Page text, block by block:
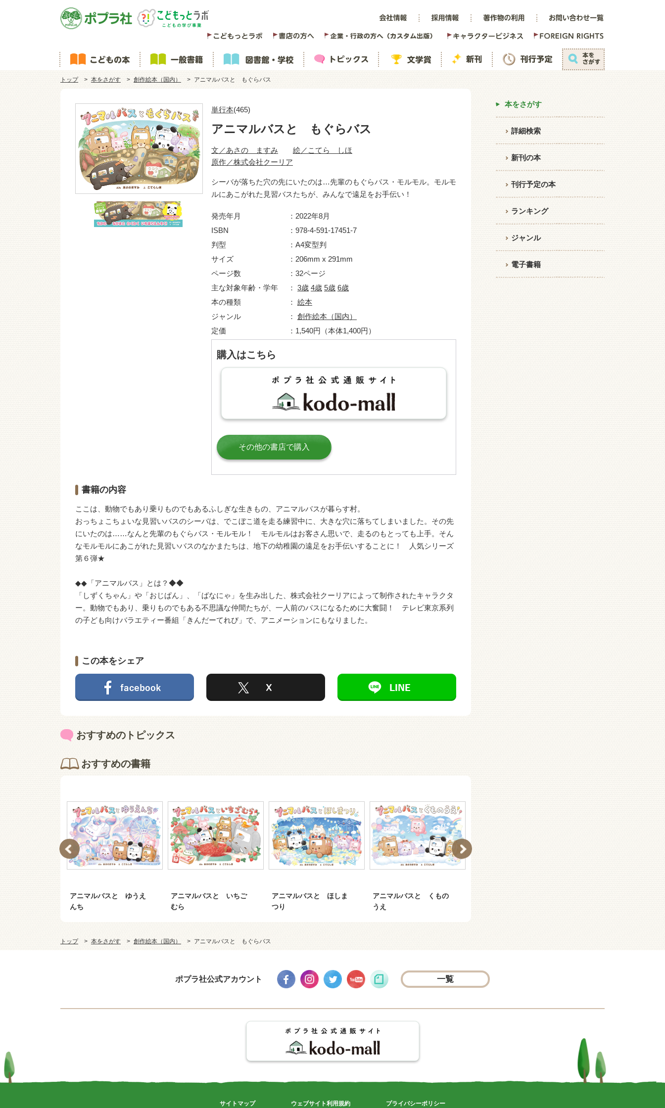
トップ 本をさがす 創作絵本（国内） アニマルバスと もぐらバス
単行本(465)
アニマルバスと もぐらバス
文／あさの ますみ
絵／こてら しほ
原作／株式会社クーリア
シーバが落ちた穴の先にいたのは…先輩のもぐらバス・モルモル。モルモ
ルにあこがれた見習バスたちが、みんなで遠足をお手伝い！
発売年月
2022年8月
ISBN
978-4-591-17451-7
判型
A4変型判
サイズ
206mm x 291mm
ページ数
32ページ
主な対象年齢・学年
3歳 4歳 5歳 6歳
本の種類
絵本
ジャンル
創作絵本（国内）
定価
1,540円（本体1,400円）
購入はこちら
その他の書店で購入
書籍の内容
ここは、動物でもあり乗りものでもあるふしぎな生きもの、アニマルバスが暮らす村。
おっちょこちょいな見習いバスのシーバは、でこぼこ道を走る練習中に、大きな穴に落ちてしまいました。その先
にいたのは……なんと先輩のもぐらバス・モルモル！ モルモルはお客さん思いで、走るのもとっても上手。そん
なモルモルにあこがれた見習いバスのなかまたちは、地下の幼稚園の遠足をお手伝いすることに！ 人気シリーズ
第６弾★
◆◆「アニマルバス」とは？◆◆
「しずくちゃん」や「おじぱん」、「ばなにゃ」を生み出した、株式会社クーリアによって制作されたキャラクタ
ー。動物でもあり、乗りものでもある不思議な仲間たちが、一人前のバスになるために大奮闘！ テレビ東京系列
の子ども向けバラエティー番組「きんだーてれび」で、アニメーションにもなりました。
この本をシェア
おすすめのトピックス
おすすめの書籍
アニマルバスと ゆうえ
んち
アニマルバスと いちご
むら
アニマルバスと ほしま
つり
アニマルバスと くもの
うえ
本をさがす
詳細検索
新刊の本
刊行予定の本
ランキング
ジャンル
電子書籍
トップ 本をさがす 創作絵本（国内） アニマルバスと もぐらバス
ポプラ社公式アカウント 一覧
サイトマップ ウェブサイト利用規約 プライバシーポリシー